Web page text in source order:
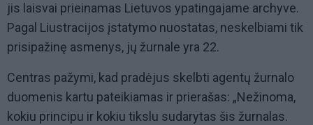
jis laisvai prieinamas Lietuvos ypatingajame archyve.
Pagal Liustracijos įstatymo nuostatas, neskelbiami tik
prisipažinę asmenys, jų žurnale yra 22.
Centras pažymi, kad pradėjus skelbti agentų žurnalo
duomenis kartu pateikiamas ir prierašas: „Nežinoma,
kokiu principu ir kokiu tikslu sudarytas šis žurnalas.